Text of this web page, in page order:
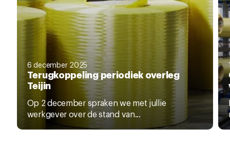
6 december 2025
Terugkoppeling periodiek overleg
Teijin
Op 2 december spraken we met jullie
werkgever over de stand van...